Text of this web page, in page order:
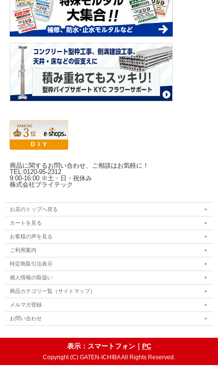
商品に関するお問い合わせ、ご相談はお気軽に！
TEL:0120-95-2312
9:00-16:00 ※土・日・祝休み
株式会社ブライテック
お店のトップへ戻る
カートを見る
お客様の声を見る
ご利用案内
特定商取引法表示
個人情報の取扱い
商品カテゴリ一覧（サイトマップ）
メルマガ登録
お問い合わせ
表示：スマートフォン｜ PC
Copyright (C) GATEN-ICHIBA All Rights Reserved.